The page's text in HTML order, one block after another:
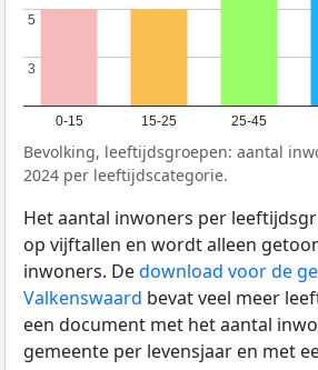
0-15 15-25 25-45
3
3
5
5
Bevolking, leeftijdsgroepen: aantal
2024 per leeftijdscategorie.
Het aantal inwoners per
op vijftallen en wordt alleen
inwoners. Dedownload voor de
Valkenswaard bevat veel meer
een document met het aantal
gemeente per levensjaar en met